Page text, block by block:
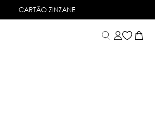
6X SEM JUROSNO CARTÃO DE CRÉDITO
CARTÃO ZINZANE